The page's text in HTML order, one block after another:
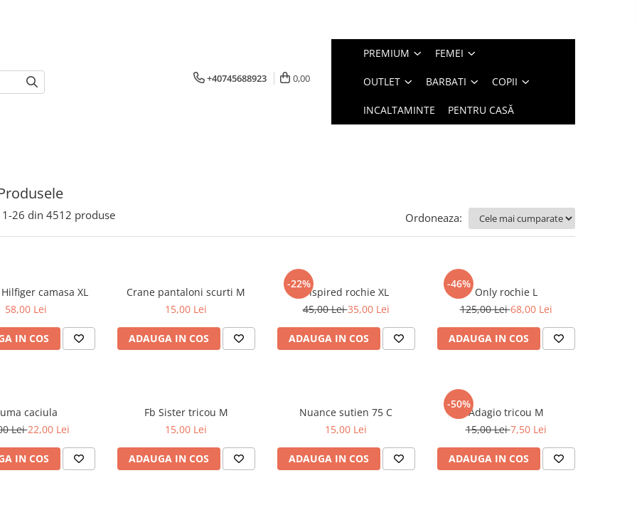
+40745688923 0,00
PREMIUM FEMEI
OUTLET BARBATI COPII
INCALTAMINTE PENTRU CASĂ
1-26 din 4512 produse Ordoneaza:
Tommy Hilfiger camasa XL
58,00 Lei
IN COS
Crane pantaloni scurti M
15,00 Lei
ADAUGA IN COS
-22%
Inspired rochie XL
45,00 Lei35,00 Lei
ADAUGA IN COS
-46%
Only rochie L
125,00 Lei68,00 Lei
ADAUGA IN COS
caciula
Lei22,00 Lei
IN COS
Fb Sister tricou M
15,00 Lei
ADAUGA IN COS
Nuance sutien 75 C
15,00 Lei
ADAUGA IN COS
-50%
Adagio tricou M
15,00 Lei7,50 Lei
ADAUGA IN COS